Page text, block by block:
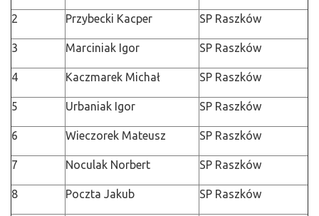
2 Przybecki Kacper SP Raszków
3 Marciniak Igor SP Raszków
4 Kaczmarek Michał SP Raszków
5 Urbaniak Igor SP Raszków
6 Wieczorek Mateusz SP Raszków
7 Noculak Norbert SP Raszków
8 Poczta Jakub SP Raszków